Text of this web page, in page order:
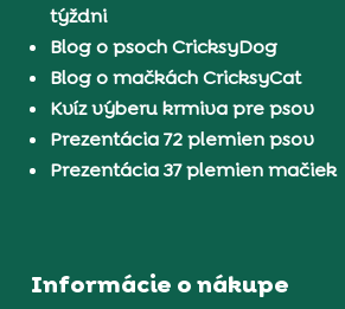
týždni
Blog o psoch CricksyDog
Blog o mačkách CricksyCat
Kvíz výberu krmiva pre psov
Prezentácia 72 plemien psov
Prezentácia 37 plemien mačiek
Informácie o nákupe